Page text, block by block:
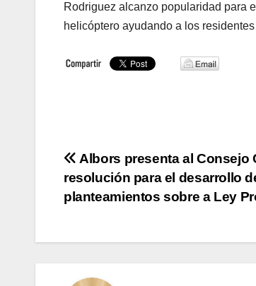
Rodriguez alcanzo popularidad para
helicóptero ayudando a los
Navegación
de
Albors presenta al Consejo
resolución para el desarrollo
planteamientos sobre a Ley